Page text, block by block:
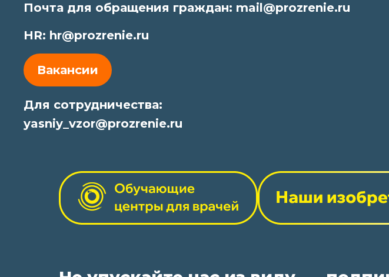
Почта для обращения граждан: mail@prozrenie.ru
HR: hr@prozrenie.ru
Вакансии
Для сотрудничества:
yasniy_vzor@prozrenie.ru